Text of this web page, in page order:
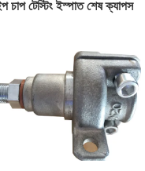
টেস্টিং ইস্পাত শেষ ক্যাপস